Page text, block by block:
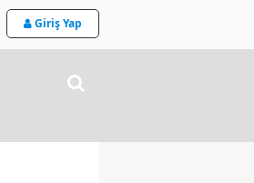
Giriş Yap